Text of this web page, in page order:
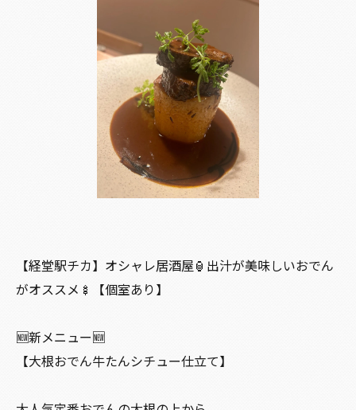
【経堂駅チカ】オシャレ居酒屋🏮出汁が美味しいおでん
がオススメ🍢【個室あり】
🆕新メニュー🆕
【大根おでん牛たんシチュー仕立て】